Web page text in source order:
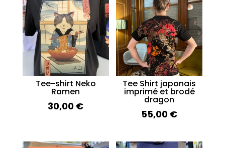
Tee-shirt Neko
Ramen
30,00 €
Tee Shirt japonais
imprimé et brodé
dragon
55,00 €